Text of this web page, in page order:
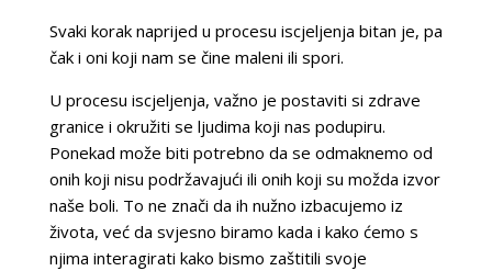
Svaki korak naprijed u procesu iscjeljenja bitan je, pa
čak i oni koji nam se čine maleni ili spori.
U procesu iscjeljenja, važno je postaviti si zdrave
granice i okružiti se ljudima koji nas podupiru.
Ponekad može biti potrebno da se odmaknemo od
onih koji nisu podržavajući ili onih koji su možda izvor
naše boli. To ne znači da ih nužno izbacujemo iz
života, već da svjesno biramo kada i kako ćemo s
njima interagirati kako bismo zaštitili svoje